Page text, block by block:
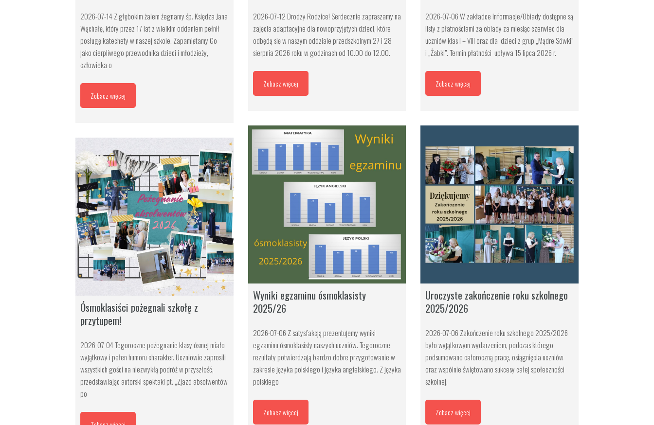
2026-07-14 Z głębokim żalem żegnamy śp. Księdza Jana
Wąchałę, który przez 17 lat z wielkim oddaniem pełnił
posługę katechety w naszej szkole. Zapamiętamy Go
jako cierpliwego przewodnika dzieci i młodzieży,
człowieka o
Zobacz więcej
2026-07-12 Drodzy Rodzice! Serdecznie zapraszamy na
zajęcia adaptacyjne dla nowoprzyjętych dzieci, które
odbędą się w naszym oddziale przedszkolnym 27 i 28
sierpnia 2026 roku w godzinach od 10.00 do 12.00.
Zobacz więcej
2026-07-06 W zakładce Informacje/Obiady dostępne są
listy z płatnościami za obiady za miesiąc czerwiec dla
uczniów klas I – VIII oraz dla dzieci z grup „Mądre Sówki”
i „Żabki”. Termin płatności upływa 15 lipca 2026 r.
Zobacz więcej
Wyniki egzaminu ósmoklasisty
2025/26
2026-07-06 Z satysfakcją prezentujemy wyniki
egzaminu ósmoklasisty naszych uczniów. Tegoroczne
rezultaty potwierdzają bardzo dobre przygotowanie w
zakresie języka polskiego i języka angielskiego. Z języka
polskiego
Zobacz więcej
Uroczyste zakończenie roku szkolnego
2025/2026
2026-07-06 Zakończenie roku szkolnego 2025/2026
było wyjątkowym wydarzeniem, podczas którego
podsumowano całoroczną pracę, osiągnięcia uczniów
oraz wspólnie świętowano sukcesy całej społeczności
szkolnej.
Zobacz więcej
Ósmoklasiści pożegnali szkołę z
przytupem!
2026-07-04 Tegoroczne pożegnanie klasy ósmej miało
wyjątkowy i pełen humoru charakter. Uczniowie zaprosili
wszystkich gości na niezwykłą podróż w przyszłość,
przedstawiając autorski spektakl pt. „Zjazd absolwentów
po